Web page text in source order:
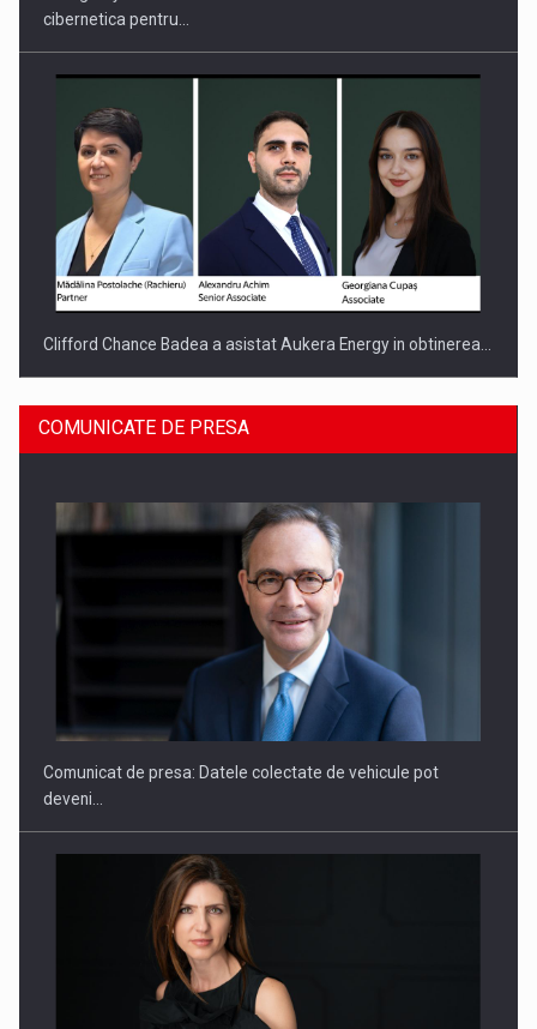
cibernetica pentru…
Clifford Chance Badea a asistat Aukera Energy in obtinerea…
SAPTE PERSONALITATI DIN MEDIUL DE AFACERI, ACADEMIC
Hard Enduro Piatra Craiului 2026, fueled by benzinariile RO…
COMUNICATE DE PRESA
Comunicat de presa: Datele colectate de vehicule pot
deveni…